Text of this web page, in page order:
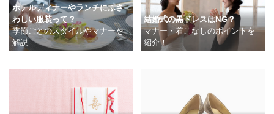
ホテルディナーやランチにふさ
わしい服装って？
季節ごとのスタイルやマナーを
解説
結婚式の黒ドレスはNG？
マナー・着こなしのポイントを
紹介！